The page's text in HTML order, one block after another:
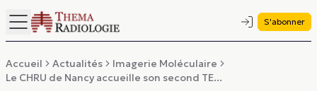
S'abonner
Accueil Actualités
Imagerie Moléculaire
Le CHRU de Nancy accueille son second TE...